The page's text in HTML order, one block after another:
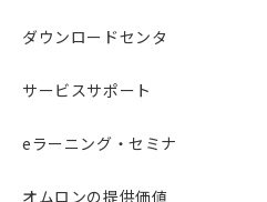
ダウンロードセンタ
サービスサポート
eラーニング・セミナ
オムロンの提供価値